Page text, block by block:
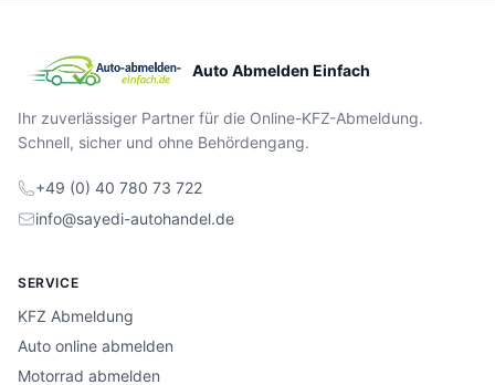
Auto Abmelden Einfach
Ihr zuverlässiger Partner für die Online-KFZ-Abmeldung.
Schnell, sicher und ohne Behördengang.
+49 (0) 40 780 73 722
info@sayedi-autohandel.de
SERVICE
KFZ Abmeldung
Auto online abmelden
Motorrad abmelden